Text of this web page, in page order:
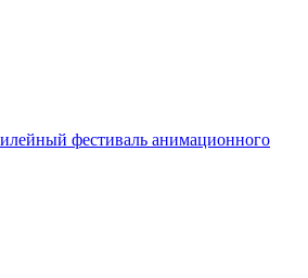
фестиваль анимационного